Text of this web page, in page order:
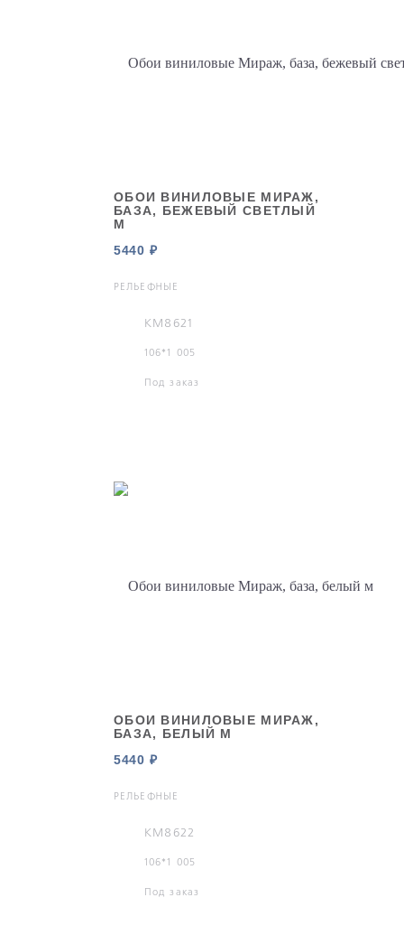
ОБОИ ВИНИЛОВЫЕ МИРАЖ,
БАЗА, БЕЖЕВЫЙ СВЕТЛЫЙ
М
5440 ₽
РЕЛЬЕФНЫЕ
KM8621
106*1 005
Под заказ
ОБОИ ВИНИЛОВЫЕ МИРАЖ,
БАЗА, БЕЛЫЙ М
5440 ₽
РЕЛЬЕФНЫЕ
KM8622
106*1 005
Под заказ